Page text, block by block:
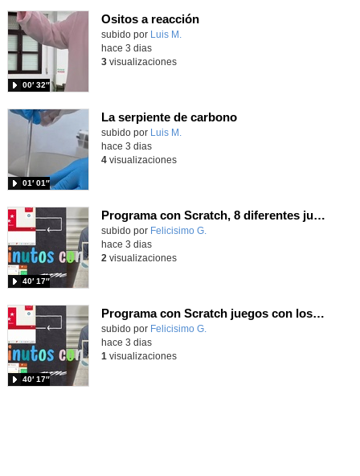
Ositos a reacción
Contenido educativo.
subido por Luis M.
00′ 32″
hace 3 dias
3visualizaciones
La serpiente de carbono
Contenido educativo.
subido por Luis M.
01′ 01″
hace 3 dias
4visualizaciones
Programa con Scratch, 8 diferentes juegos para vivir la emoción de los partidos de España en el mundial 2026
Contenido educativo.
subido por Felicisimo G.
40′ 17″
hace 3 dias
2 visualizaciones
Programa con Scratch juegos con los partidos del mundial 2026 ganados por España
Contenido educativo.
subido por Felicisimo G.
40′ 17″
hace 3 dias
1 visualizaciones